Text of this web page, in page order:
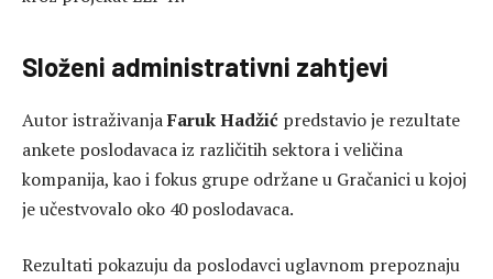
Složeni administrativni zahtjevi
Autor istraživanjaFaruk Hadžić predstavio je rezultate
ankete poslodavaca iz različitih sektora i veličina
kompanija, kao i fokus grupe održane u Gračanici u kojoj
je učestvovalo oko 40 poslodavaca.
Rezultati pokazuju da poslodavci uglavnom prepoznaju